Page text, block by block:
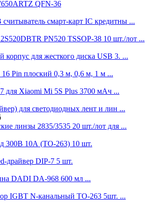
QFN-36
смарт-карт IC кредитны ...
PN520 TSSOP-38 10 шт./лот ...
для жесткого диска USB 3. ...
Pin плоский 0,3 м, 0,6 м, 1 м ...
для Xiaomi Mi 5S Plus 3700 мАч ...
для светодиодных лент и лин ...
линзы 2835/3535 20 шт./лот для ...
300В 10А (TO-263) 10 шт.
драйвер DIP-7 5 шт.
DADI DA-968 600 мл ...
IGBT N-канальный TO-263 5шт. ...